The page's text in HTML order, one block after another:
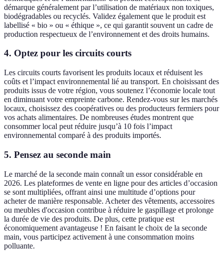
démarque généralement par l’utilisation de matériaux non toxiques,
biodégradables ou recyclés. Validez également que le produit est
labellisé « bio » ou « éthique », ce qui garantit souvent un cadre de
production respectueux de l’environnement et des droits humains.
4. Optez pour les circuits courts
Les circuits courts favorisent les produits locaux et réduisent les
coûts et l’impact environnemental lié au transport. En choisissant des
produits issus de votre région, vous soutenez l’économie locale tout
en diminuant votre empreinte carbone. Rendez-vous sur les marchés
locaux, choisissez des coopératives ou des producteurs fermiers pour
vos achats alimentaires. De nombreuses études montrent que
consommer local peut réduire jusqu’à 10 fois l’impact
environnemental comparé à des produits importés.
5. Pensez au seconde main
Le marché de la seconde main connaît un essor considérable en
2026. Les plateformes de vente en ligne pour des articles d’occasion
se sont multipliées, offrant ainsi une multitude d’options pour
acheter de manière responsable. Acheter des vêtements, accessoires
ou meubles d'occasion contribue à réduire le gaspillage et prolonge
la durée de vie des produits. De plus, cette pratique est
économiquement avantageuse ! En faisant le choix de la seconde
main, vous participez activement à une consommation moins
polluante.